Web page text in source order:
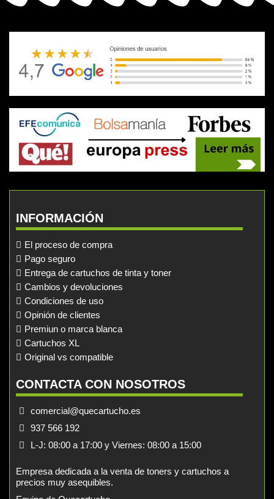
INFORMACIÓN
El proceso de compra
Pago seguro
Entrega de cartuchos de tinta y toner
Cambios y devoluciones
Condiciones de uso
Opinión de clientes
Premiun o marca blanca
Cartuchos XL
Original vs compatible
CONTACTA CON NOSOTROS
comercial@quecartucho.es
937 566 192
L-J: 08:00 a 17:00 y Viernes: 08:00 a 15:00
Empresa dedicada a la venta de toners y cartuchos a
precios muy asequibles.